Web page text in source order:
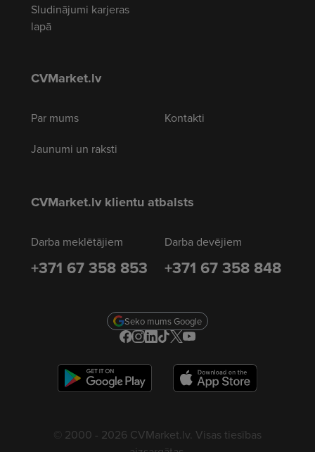
Sludinājumi karjeras
lapā
CVMarket.lv
Par mums
Jaunumi un raksti
Kontakti
CVMarket.lv klientu atbalsts
Darba meklētājiem
+371 67 358 853
Darba devējiem
+371 67 358 848
Seko mums Google
© 2000 - 2026 CVMarket.lv. Visas tiesības